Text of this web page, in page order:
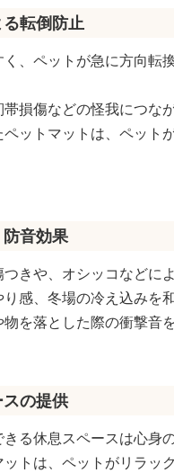
転倒防止
、ペットが急に方向転
損傷などの怪我につな
ットマットは、ペット
音効果
きや、オシッコなどに
感、冬場の冷え込みを
を落とした際の衝撃音
の提供
る休息スペースは心身
トは、ペットがリラッ